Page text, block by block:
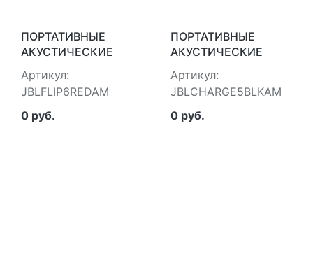
ПОРТАТИВНЫЕ
АКУСТИЧЕСКИЕ
СИСТЕМЫ JBL
JBLFLIP6REDAM
Артикул:
JBLFLIP6REDAM
0 руб.
ПОРТАТИВНЫЕ
АКУСТИЧЕСКИЕ
СИСТЕМЫ JBL
JBLCHARGE5BLKAM
Артикул:
JBLCHARGE5BLKAM
0 руб.